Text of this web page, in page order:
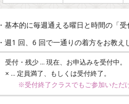
・基本的に毎週通える曜日と時間の「
・週1 回、6 回で一通りの着方をお教
受付・残少 … 現在、お申込みを受付中。
× … 定員満了、もしくは受付終了。
※受付終了クラスでもご参加いただ